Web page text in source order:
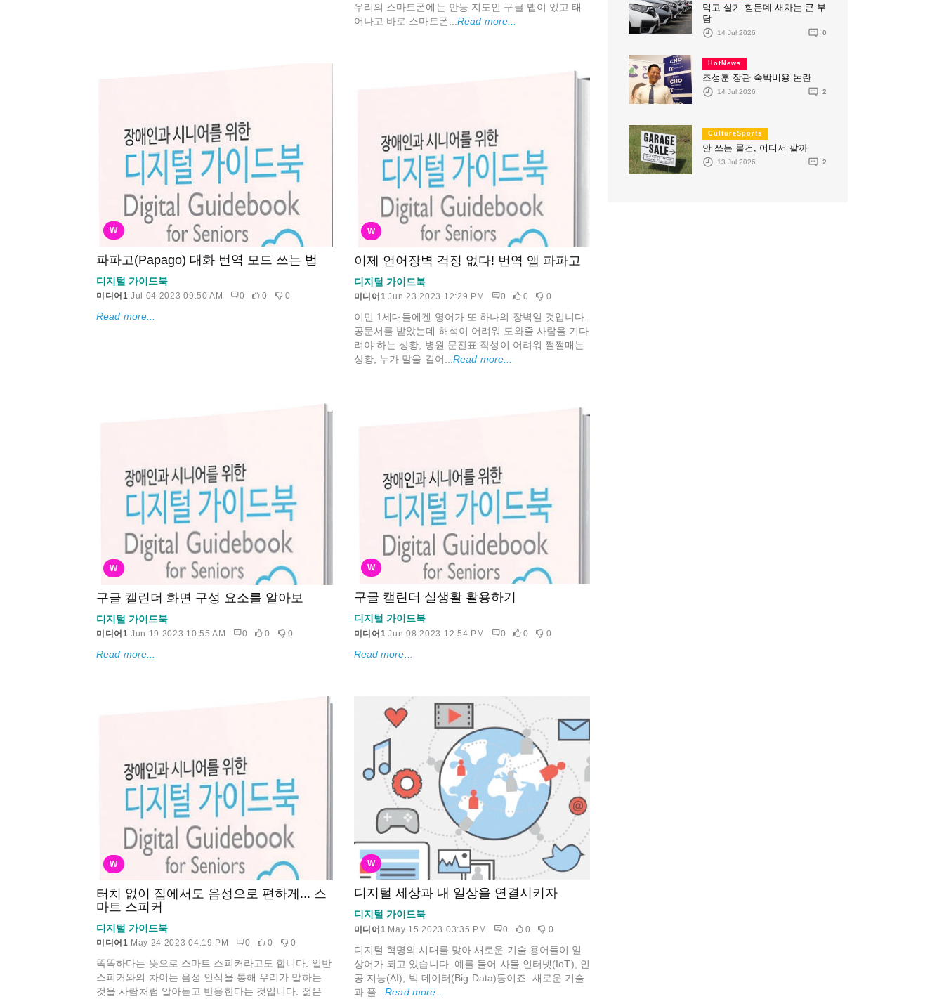
우리의 스마트폰에는 만능 지도인 구글 맵이 있고 태
어나고 바로 스마트폰...Read more...
W
파파고(Papago) 대화 번역 모드 쓰는 법
디지털 가이드북
미디어1 Jul 04 2023 09:50 AM 0 0 0
Read more...
W
이제 언어장벽 걱정 없다! 번역 앱 파파고
디지털 가이드북
미디어1 Jun 23 2023 12:29 PM 0 0 0
이민 1세대들에겐 영어가 또 하나의 장벽일 것입니다.
공문서를 받았는데 해석이 어려워 도와줄 사람을 기다
려야 하는 상황, 병원 문진표 작성이 어려워 쩔쩔매는
상황, 누가 말을 걸어...Read more...
W
구글 캘린더 화면 구성 요소를 알아보
디지털 가이드북
미디어1 Jun 19 2023 10:55 AM 0 0 0
Read more...
W
구글 캘린더 실생활 활용하기
디지털 가이드북
미디어1 Jun 08 2023 12:54 PM 0 0 0
Read more...
W
터치 없이 집에서도 음성으로 편하게... 스
마트 스피커
디지털 가이드북
미디어1 May 24 2023 04:19 PM 0 0 0
똑똑하다는 뜻으로 스마트 스피커라고도 합니다. 일반
스피커와의 차이는 음성 인식을 통해 우리가 말하는
것을 사람처럼 알아듣고 반응한다는 것입니다. 젊은
W
디지털 세상과 내 일상을 연결시키자
디지털 가이드북
미디어1 May 15 2023 03:35 PM 0 0 0
디지털 혁명의 시대를 맞아 새로운 기술 용어들이 일
상어가 되고 있습니다. 예를 들어 사물 인터넷(IoT), 인
공 지능(AI), 빅 데이터(Big Data)등이죠. 새로운 기술
과 플...Read more...
먹고 살기 힘든데 새차는 큰 부
담
14 Jul 2026 0
HotNews
조성훈 장관 숙박비용 논란
14 Jul 2026 2
CultureSports
안 쓰는 물건, 어디서 팔까
13 Jul 2026 2